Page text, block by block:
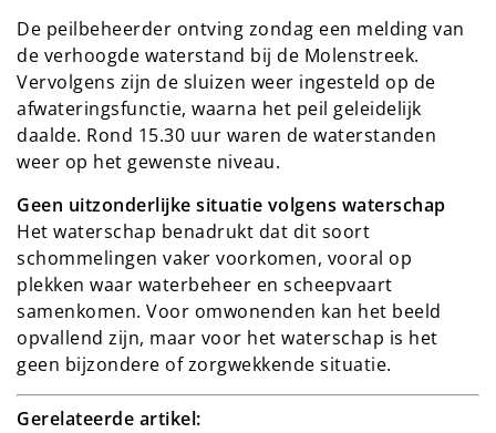
De peilbeheerder ontving zondag een melding van
de verhoogde waterstand bij de Molenstreek.
Vervolgens zijn de sluizen weer ingesteld op de
afwateringsfunctie, waarna het peil geleidelijk
daalde. Rond 15.30 uur waren de waterstanden
weer op het gewenste niveau.
Geen uitzonderlijke situatie volgens waterschap
Het waterschap benadrukt dat dit soort
schommelingen vaker voorkomen, vooral op
plekken waar waterbeheer en scheepvaart
samenkomen. Voor omwonenden kan het beeld
opvallend zijn, maar voor het waterschap is het
geen bijzondere of zorgwekkende situatie.
Gerelateerde artikel: